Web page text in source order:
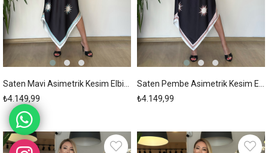
₺4.149,99
₺4.149,99
New
Item
New
Item